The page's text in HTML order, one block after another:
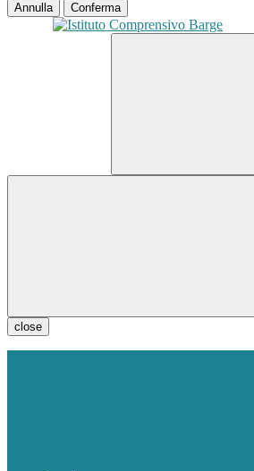
Annulla Conferma
close